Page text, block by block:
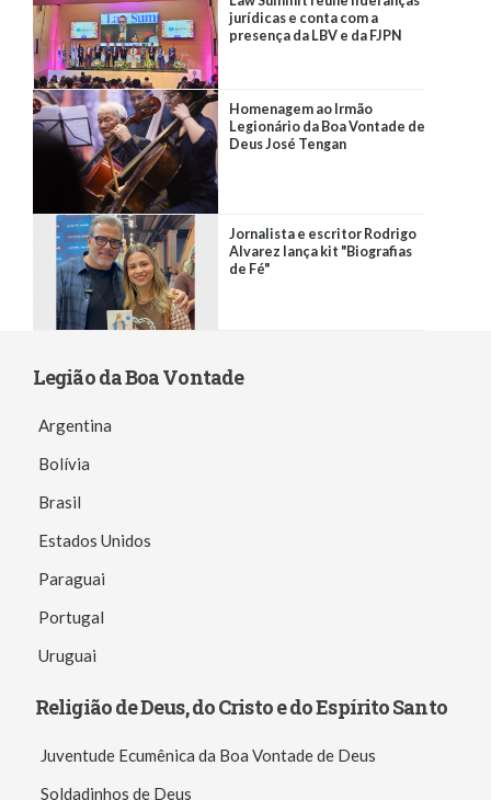
jurídicas e conta com a
presença da LBV e da FJPN
Homenagem ao Irmão
Legionário da Boa Vontade de
Deus José Tengan
Jornalista e escritor Rodrigo
Alvarez lança kit "Biografias
de Fé"
Legião da Boa Vontade
Argentina
Bolívia
Brasil
Estados Unidos
Paraguai
Portugal
Uruguai
Religião de Deus, do Cristo e do Espírito Santo
Juventude Ecumênica da Boa Vontade de Deus
Soldadinhos de Deus